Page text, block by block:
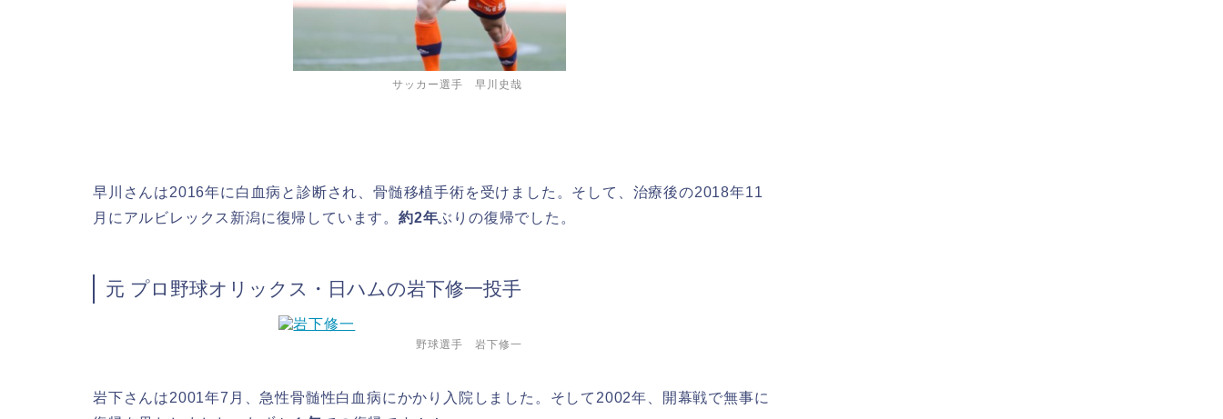
サッカー選手 早川史哉
早川さんは2016年に白血病 と診断され、骨髄移植手術を受けました。そして、 治療後の2018年11
月にアルビレックス新潟に復帰しています。 約2年ぶりの復帰でした。
元 プロ野球オリックス・日ハムの岩下修一投手
野球選手 岩下修一
岩下さんは2001年7月 、急性骨髄性白血病にかかり入院しました。そして 2002年、開幕戦で無事に